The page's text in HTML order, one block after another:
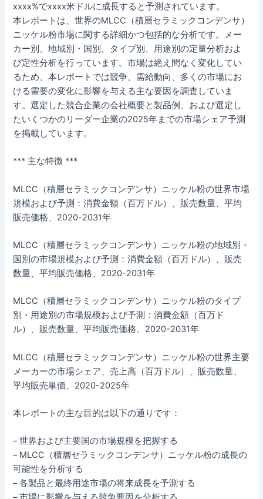
xxxx%でxxxx米ドルに成長すると予測されています。
本レポートは、世界のMLCC（積層セラミックコンデンサ）
ニッケル粉市場に関する詳細かつ包括的な分析です。メー
カー別、地域別・国別、タイプ別、用途別の定量分析およ
び定性分析を行っています。市場は絶え間なく変化してい
るため、本レポートでは競争、需給動向、多くの市場にお
ける需要の変化に影響を与える主な要因を調査していま
す。選定した競合企業の会社概要と製品例、および選定し
たいくつかのリーダー企業の2025年までの市場シェア予測
を掲載しています。
*** 主な特徴 ***
MLCC（積層セラミックコンデンサ）ニッケル粉の世界市場
規模および予測：消費金額（百万ドル）、販売数量、平均
販売価格、2020-2031年
MLCC（積層セラミックコンデンサ）ニッケル粉の地域別・
国別の市場規模および予測：消費金額（百万ドル）、販売
数量、平均販売価格、2020-2031年
MLCC（積層セラミックコンデンサ）ニッケル粉のタイプ
別・用途別の市場規模および予測：消費金額（百万ド
ル）、販売数量、平均販売価格、2020-2031年
MLCC（積層セラミックコンデンサ）ニッケル粉の世界主要
メーカーの市場シェア、売上高（百万ドル）、販売数量、
平均販売単価、2020-2025年
本レポートの主な目的は以下の通りです：
– 世界および主要国の市場規模を把握する
– MLCC（積層セラミックコンデンサ）ニッケル粉の成長の
可能性を分析する
– 各製品と最終用途市場の将来成長を予測する